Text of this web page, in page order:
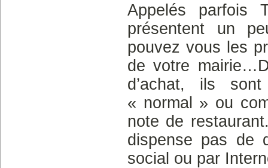
Appelés parfois
présentent un
pouvez vous les
de votre
d’achat, ils
« normal » ou
note de
dispense pas de
social ou par